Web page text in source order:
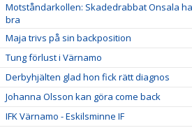
Motståndarkollen: Skadedrabbat Onsala
bra
Maja trivs på sin backposition
Tung förlust i Värnamo
Derbyhjälten glad hon fick rätt diagnos
Johanna Olsson kan göra come back
IFK Värnamo - Eskilsminne IF